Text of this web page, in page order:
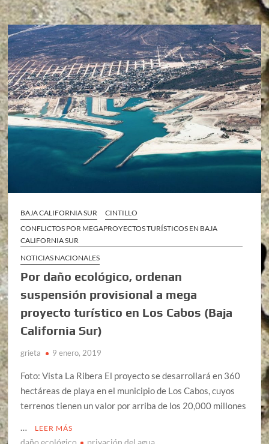
BAJA CALIFORNIA SUR
CINTILLO
CONFLICTOS POR MEGAPROYECTOS TURÍSTICOS EN BAJA
CALIFORNIA SUR
NOTICIAS NACIONALES
Por daño ecológico, ordenan
suspensión provisional a mega
proyecto turístico en Los Cabos (Baja
California Sur)
grieta 9 enero, 2019
Foto: Vista La Ribera El proyecto se desarrollará en 360
hectáreas de playa en el municipio de Los Cabos, cuyos
terrenos tienen un valor por arriba de los 20,000 millones
…
LEER MÁS